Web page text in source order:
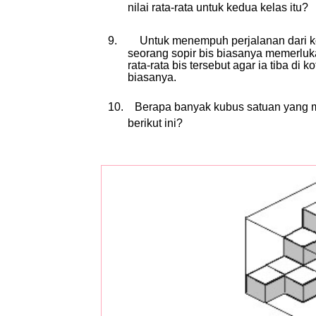
nilai rata-rata untuk kedua kelas itu?
9.
Untuk menempuh perjalanan dari
seorang sopir bis biasanya
rata-rata bis tersebut agar ia tiba di
biasanya.
10.
Berapa banyak kubus satuan yang
berikut ini?